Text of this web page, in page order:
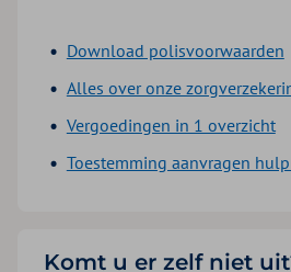
Download polisvoorwaarden
Alles over onze
Vergoedingen in 1 overzicht
Toestemming aanvragen
Komt u er zelf niet